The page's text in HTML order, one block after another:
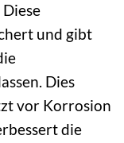
und gibt
Dies
vor Korrosion
die